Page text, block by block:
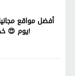
أفضل مواقع
يوم 😍 خدمات لن تصدق أنها مجانية!